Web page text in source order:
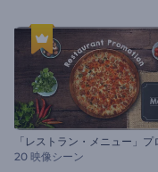
20 映像シーン